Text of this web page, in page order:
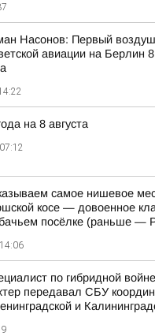
Насонов: Первый
авиации на Берлин 8
на 8 августа
07:12
самое нишевое
косе — довоенное
посёлке (раньше —
14:06
по гибридной
передавал СБУ
и